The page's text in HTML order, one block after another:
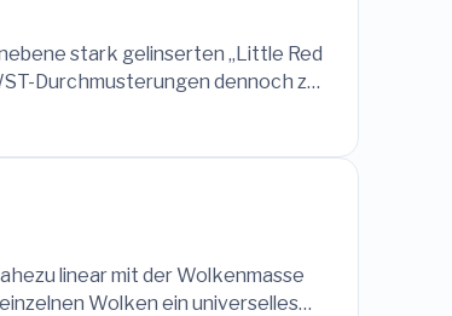
stark gelinserten „Little Red
Durchmusterungen dennoch zu
gelinsierter LRDs
linear mit der Wolkenmasse
Wolken ein universelles